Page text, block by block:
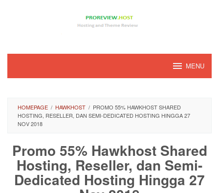
MENU
HOMEPAGE / HAWKHOST / PROMO 55% HAWKHOST SHARED
HOSTING, RESELLER, DAN SEMI-DEDICATED HOSTING HINGGA 27
NOV 2018
Promo 55% Hawkhost Shared
Hosting, Reseller, dan Semi-
Dedicated Hosting Hingga 27